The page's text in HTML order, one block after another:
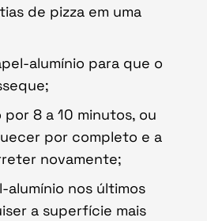
de pizza em uma
alumínio para que o
8 a 10 minutos, ou
por completo e a
novamente;
alumínio nos últimos
a superfície mais